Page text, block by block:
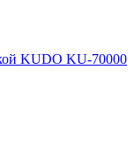
KUDO KU-70000